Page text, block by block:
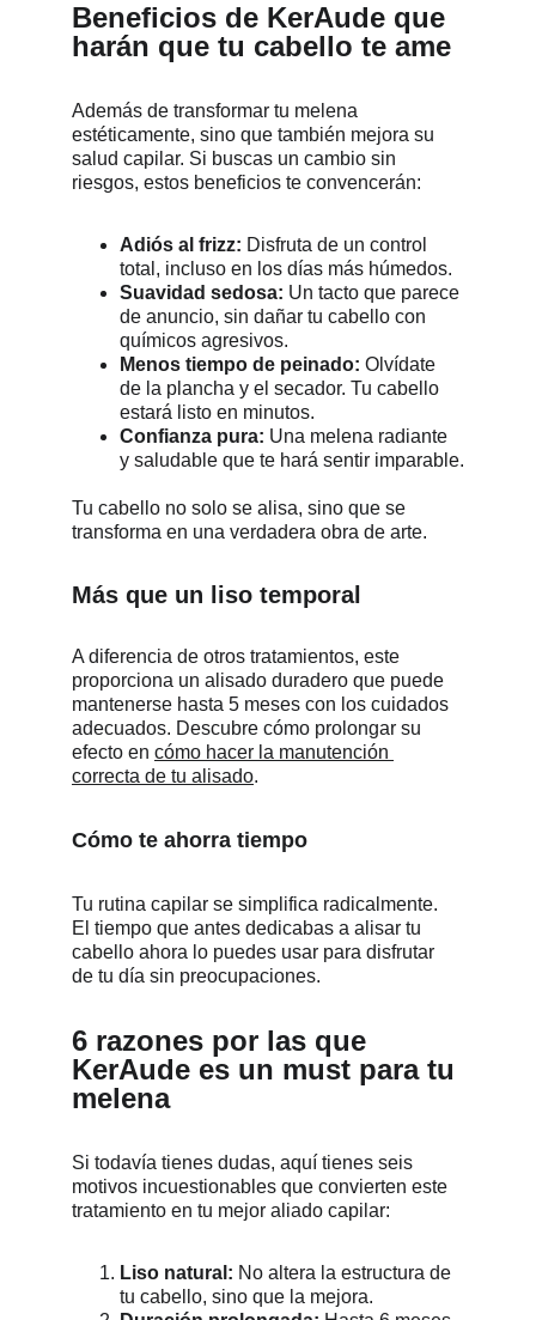
Beneficios de KerAude que
harán que tu cabello te ame
Además de transformar tu melena
estéticamente, sino que también mejora su
salud capilar. Si buscas un cambio sin
riesgos, estos beneficios te convencerán:
Adiós al frizz: Disfruta de un control
total, incluso en los días más húmedos.
Suavidad sedosa: Un tacto que parece
de anuncio, sin dañar tu cabello con
químicos agresivos.
Menos tiempo de peinado: Olvídate
de la plancha y el secador. Tu cabello
estará listo en minutos.
Confianza pura: Una melena radiante
y saludable que te hará sentir imparable.
Tu cabello no solo se alisa, sino que se
transforma en una verdadera obra de arte.
Más que un liso temporal
A diferencia de otros tratamientos, este
proporciona un alisado duradero que puede
mantenerse hasta 5 meses con los cuidados
adecuados. Descubre cómo prolongar su
efecto en cómo hacer la manutención
correcta de tu alisado.
Cómo te ahorra tiempo
Tu rutina capilar se simplifica radicalmente.
El tiempo que antes dedicabas a alisar tu
cabello ahora lo puedes usar para disfrutar
de tu día sin preocupaciones.
6 razones por las que
KerAude es un must para tu
melena
Si todavía tienes dudas, aquí tienes seis
motivos incuestionables que convierten este
tratamiento en tu mejor aliado capilar:
Liso natural: No altera la estructura de
tu cabello, sino que la mejora.